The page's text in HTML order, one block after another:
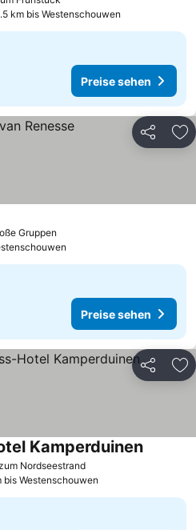
km bis Westenschouwen
Preise sehen
Teilen
Gruppen
Preise sehen
Teilen
Nordseestrand
Kamperduinen
bis Westenschouwen